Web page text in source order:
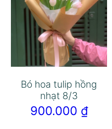
Bó hoa tulip hồng
nhạt 8/3
900.000 ₫